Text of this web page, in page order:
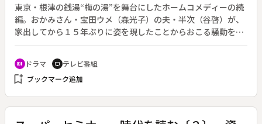
東京・根津の銭湯“梅の湯”を舞台にしたホームコメディーの続
編。おかみさん・宝田ウメ（森光子）の夫・半次（谷啓）が、
家出してから１５年ぶりに姿を現したことからおこる騒動を描
く。（１９８８年７月１１日～１９８８年１０月３日放送、全
１３回）◆第一回。
recent_actors ドラマ tv テレビ番組
bookmark_add ブックマーク追加